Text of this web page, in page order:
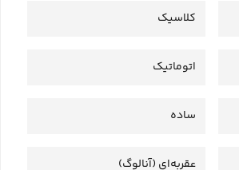
کلاسیک
اتوماتیک
ساده
عقربه‌ای (آنالوگ)